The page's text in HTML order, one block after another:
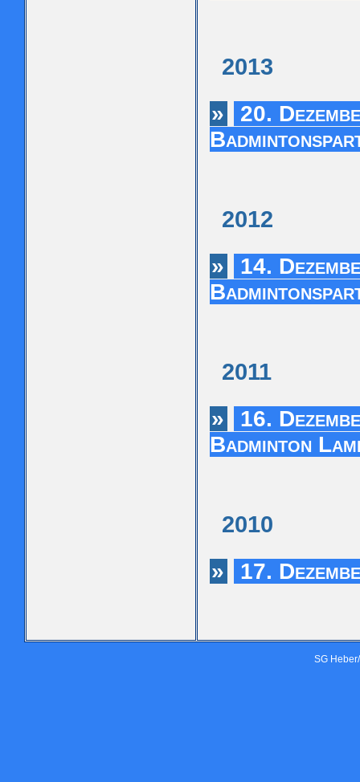
2013
»
20.
2012
»
14.
2011
»
16.
Badminton
2010
» 17.
SG